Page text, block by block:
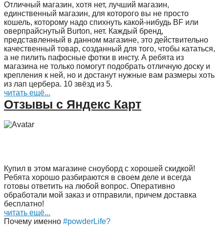
Отличный магазин, хотя нет, лучший магазин,
единственный магазин, для которого вы не просто
кошель, которому надо спихнуть какой-нибудь BF или
оверпрайснутый Burton, нет. Каждый бренд,
представленный в данном магазине, это действительно
качественный товар, созданный для того, чтобы кататься,
а не пилить пафосные фотки в инсту. А ребята из
магазина не только помогут подобрать отличную доску и
крепления к ней, но и достанут нужные вам размеры хоть
из лап цербера. 10 звёзд из 5.
читать ещё...
Отзывы с Яндекс Карт
Купил в этом магазине сноуборд с хорошей скидкой!
Ребята хорошо разбираются в своем деле и всегда
готовы ответить на любой вопрос. Оперативно
обработали мой заказ и отправили, причем доставка
бесплатно!
читать ещё...
Почему именно #powderLife?